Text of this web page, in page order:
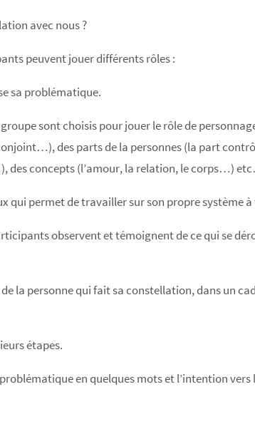
avec nous ?
peuvent jouer différents rôles :
sa problématique.
sont choisis pour jouer le rôle de
des parts de la personnes (la part
des concepts (l’amour, la relation, le corps…)
qui permet de travailler sur son propre système
observent et témoignent de ce qui se
de la personne qui fait sa constellation, dans un
étapes.
en quelques mots et l’intention